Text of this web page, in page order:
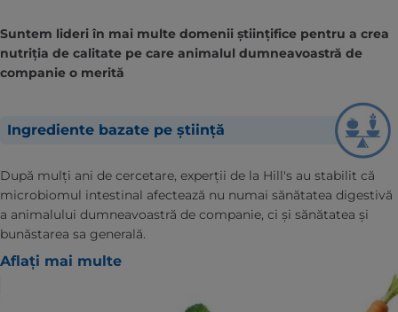
Suntem lideri în mai multe domenii științifice pentru a crea
nutriția de calitate pe care animalul dumneavoastră de
companie o merită
Ingrediente bazate pe știință
După mulți ani de cercetare, experții de la Hill's au stabilit că
microbiomul intestinal afectează nu numai sănătatea digestivă
a animalului dumneavoastră de companie, ci și sănătatea și
bunăstarea sa generală.
Aflați mai multe